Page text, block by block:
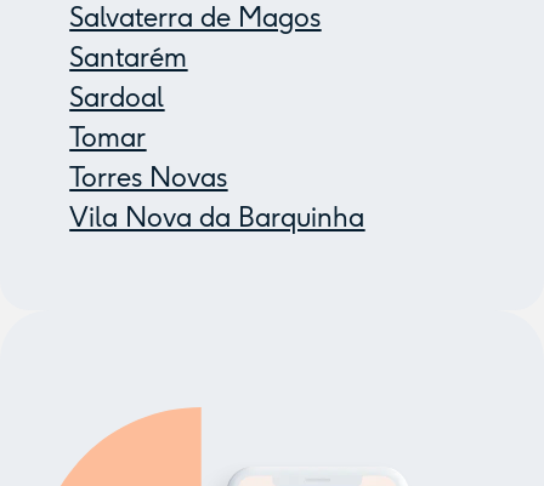
Salvaterra de Magos
Santarém
Sardoal
Tomar
Torres Novas
Vila Nova da Barquinha